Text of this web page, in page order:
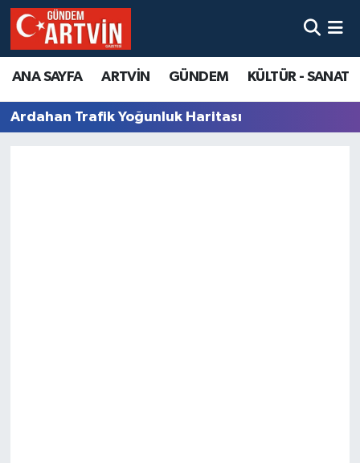
ANA SAYFA ARTVİN GÜNDEM KÜLTÜR - SANAT
Ardahan Trafik Yoğunluk Haritası